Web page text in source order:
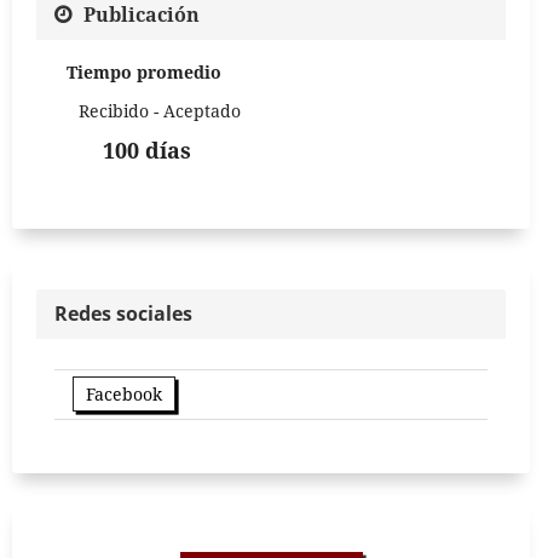
Publicación
Tiempo promedio
Recibido - Aceptado
100 días
Redes sociales
Facebook